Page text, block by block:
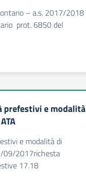
– a.s. 2017/2018
prot. 6850 del
prefestivi e modalità
e modalità di
09/2017richesta
17.18